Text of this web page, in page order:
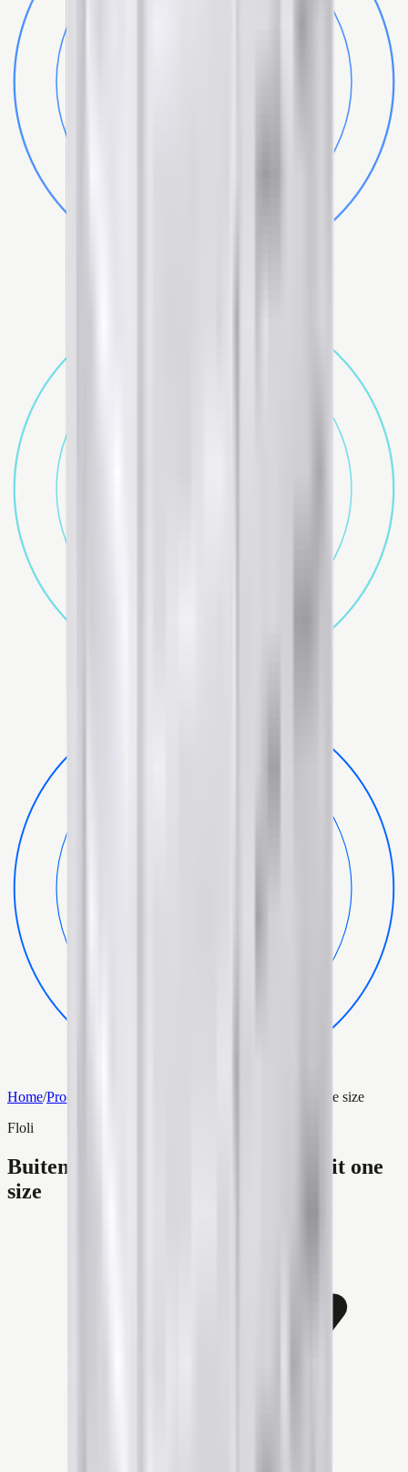
Home/Producten
Buitenunit omkasting Kunststof Wit one size
Floli
Buitenunit omkasting Kunststof Wit one
size